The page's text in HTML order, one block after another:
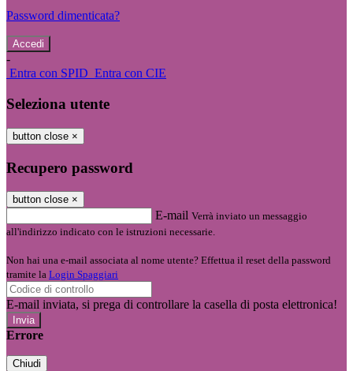
Password dimenticata?
-
Entra con SPID Entra con CIE
Seleziona utente
button close ×
Recupero password
button close ×
E-mail Verrà inviato un messaggio
all'indirizzo indicato con le istruzioni necessarie.
Non hai una e-mail associata al nome utente? Effettua il reset della password
tramite la Login Spaggiari
E-mail inviata, si prega di controllare la casella di posta elettronica!
Errore
Chiudi